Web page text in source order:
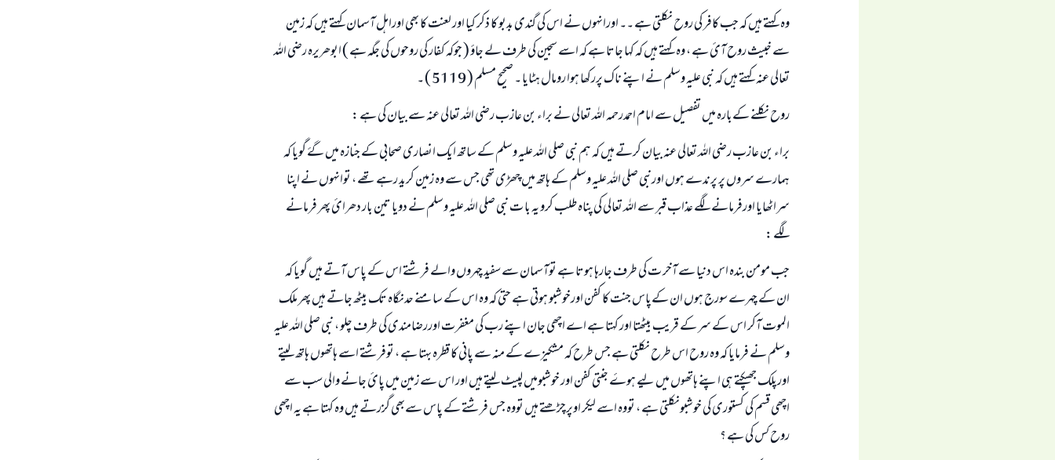
وہ کہتے ہیں کہ جب کافر کی روح نکلتی ہے ۔۔ اورانہوں نے اس کی گندی بدبو کا ذکر کیا اور لعنت کا بھی اوراہل آسمان کہتے ہیں کہ زمین
سے خبیث روح آئ ہے ، وہ کہتے ہیں کہ کہا جاتا ہے کہ اسے سجین کی طرف لے جاؤ ( جوکہ کفار کی روحوں کی جگہ ہے ) ابوھریرہ رضي اللہ
تعالی عنہ کہتے ہیں کہ نبی علیہ وسلم نے اپنے ناک پررکھا ہوا رومال ہٹایا ۔ صحیح مسلم ( 5119 ) ۔
روح نکلنے کےبارہ میں تفصیل سے امام احمدرحمہ اللہ تعالی نے براء بن عازب رضي اللہ تعالی عنہ سے بیان کی ہے :
براء بن عازب رضي اللہ تعالی عنہ بیان کرتے ہيں کہ ہم نبی صلی اللہ علیہ وسلم کے ساتھ ایک انصاری صحابی کے جنازہ میں گۓ گویا کہ
ہمارے سروں پر پرندے ہوں اورنبی صلی اللہ علیہ وسلم کے ہاتھ میں چھڑی تھی جس سے وہ زمین کرید رہے تھے ، توانہوں نے اپنا
سراٹھایا اورفرمانے لگے عذاب قبر سے اللہ تعالی کی پناہ طلب کرو یہ با ت نبی صلی اللہ علیہ وسلم نے دویا تین بار دھرائ پھر فرمانے
لگے :
جب مومن بندہ اس دنیا سے آخر ت کی طرف جارہا ہوتا ہے توآسمان سے سفید چہروں والے فرشتے اس کے پاس آتے ہیں گویا کہ
ان کے چہرے سورج ہوں ان کےپاس جنت کا کفن اورخوشبو ہوتی ہے حتی کہ وہ اس کے سامنے حدنگاہ تک بیٹھ جاتے ہیں پھر ملک
الموت آکر اس کے سر کے قریب بیٹھتا اور کہتا ہے اے اچھی جان اپنے رب کی مغفرت اوررضامندی کی طرف چلو ، نبی صلی اللہ علیہ
وسلم نے فرمایا کہ وہ روح اس طرح نکلتی ہے جس طرح کہ مشکیزے کے منہ سے پانی کا قطرہ بہتا ہے ، توفرشتے اسے ہاتھوں ہاتھ لیتے
اورپلک جھپکتے ہی اپنے ہاتھوں میں لیے ہوۓ جنتی کفن اور خوشبومیں لپیٹ لیتے ہیں اور اس سے زمین میں پائ جانے والی سب سے
اچھی قسم کی کستوری کی خوشبونکلتی ہے ، تووہ اسے لیکر اوپرچڑھتے ہیں تووہ جس فرشتے کے پاس سےبھی گزرتے ہیں وہ کہتا ہے یہ اچھی
روح کس کی ہے ؟
(مسلم : 1893)
ابھی تعاون کریں